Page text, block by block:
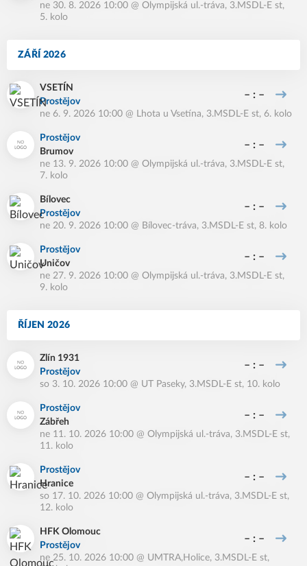
ne 30. 8. 2026 10:00 @ Olympijská ul.-tráva, 3.MSDL-E st,
5. kolo
ZÁŘÍ 2026
VSETÍN
Prostějov
– : –
ne 6. 9. 2026 10:00 @ Lhota u Vsetína, 3.MSDL-E st, 6. kolo
Prostějov
Brumov
– : –
ne 13. 9. 2026 10:00 @ Olympijská ul.-tráva, 3.MSDL-E st,
7. kolo
Bílovec
Prostějov
– : –
ne 20. 9. 2026 10:00 @ Bílovec-tráva, 3.MSDL-E st, 8. kolo
Prostějov
Uničov
– : –
ne 27. 9. 2026 10:00 @ Olympijská ul.-tráva, 3.MSDL-E st,
9. kolo
ŘÍJEN 2026
Zlín 1931
Prostějov
– : –
so 3. 10. 2026 10:00 @ UT Paseky, 3.MSDL-E st, 10. kolo
Prostějov
Zábřeh
– : –
ne 11. 10. 2026 10:00 @ Olympijská ul.-tráva, 3.MSDL-E st,
11. kolo
Prostějov
Hranice
– : –
so 17. 10. 2026 10:00 @ Olympijská ul.-tráva, 3.MSDL-E st,
12. kolo
HFK Olomouc
Prostějov
– : –
ne 25. 10. 2026 10:00 @ UMTRA,Holice, 3.MSDL-E st,